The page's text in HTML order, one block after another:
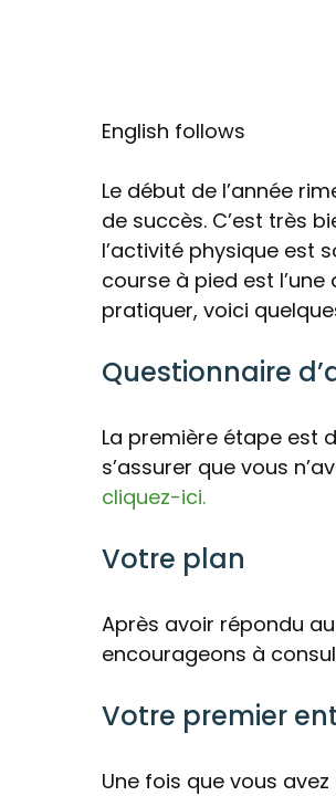
English follows
Le début de l’année
de succès. C’est très
l’activité physique est
course à pied est
pratiquer, voici
Questionnaire
La première étape est
s’assurer que vous
cliquez-ici.
Votre plan
Après avoir répondu
encourageons à
Votre premier
Une fois que vous